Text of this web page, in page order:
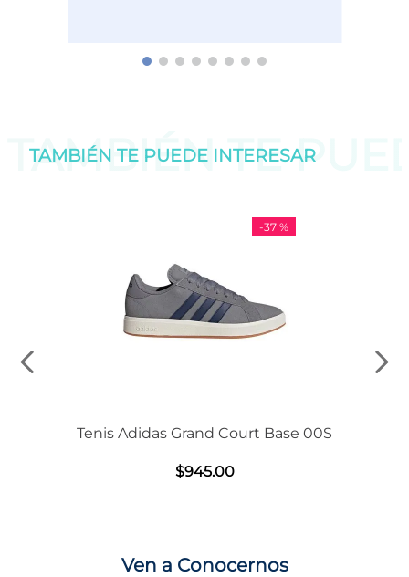
TAMBIÉN TE
TAMBIÉN TE PUEDE INTERESAR
-37 %
Tenis Adidas Grand Court Base 00S
$945.00
Ven a Conocernos